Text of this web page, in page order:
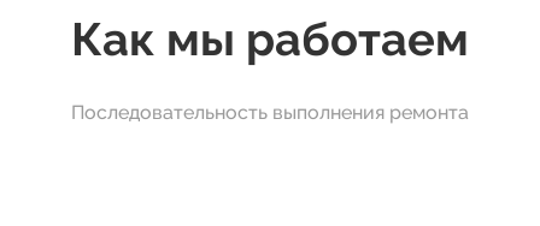
Как мы работаем
Последовательность выполнения ремонта